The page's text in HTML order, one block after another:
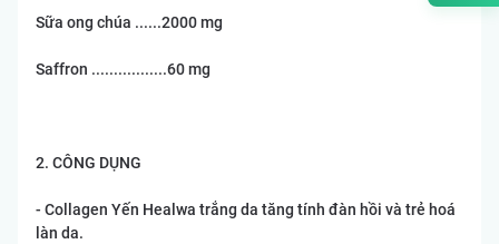
Sữa ong chúa ......2000 mg
Saffron .................60 mg
2. CÔNG DỤNG
- Collagen Yến Healwa trắng da tăng tính đàn hồi và trẻ hoá
làn da.